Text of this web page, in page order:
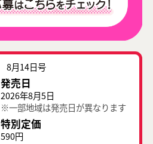
8月14日号
発売日
2026年8月5日
※一部地域は発売日が異なります
特別定価
590円